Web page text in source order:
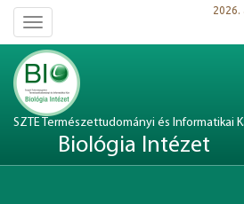
Toggle
navigation
2026.
SZTE Természettudományi és Informatikai
Biológia Intézet